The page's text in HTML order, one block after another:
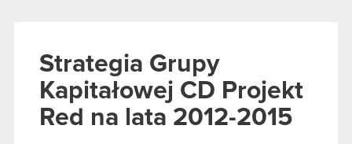
Strategia Grupy
Kapitałowej CD Projekt
Red na lata 2012-2015